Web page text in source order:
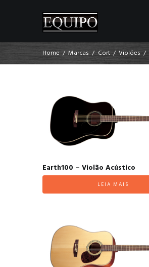
Home Marcas Cort Violões
Earth100 – Violão Acústico
LEIA MAIS